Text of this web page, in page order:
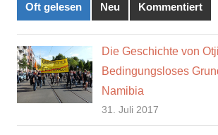
Oft gelesen Neu Kommentiert
Die Geschichte von
Bedingungsloses
Namibia
31. Juli 2017